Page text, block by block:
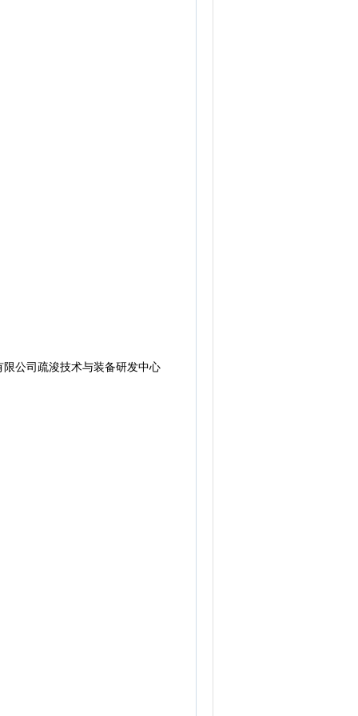
公司疏浚技术与装备研发中心